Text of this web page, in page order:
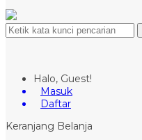
Halo, Guest!
Masuk
Daftar
Keranjang Belanja